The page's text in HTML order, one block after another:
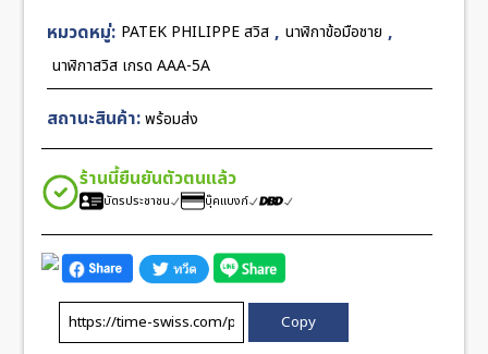
40mm
KM
Swiss
ชิ้น
หมวดหมู่: PATEK PHILIPPE สวิส , นาฬิกาข้อมือชาย ,
นาฬิกาสวิส เกรด AAA-5A
สถานะสินค้า:พร้อมส่ง
ร้านนี้ยืนยันตัวตนแล้ว
บัตรประชาชน บุ๊คแบงก์
Copy